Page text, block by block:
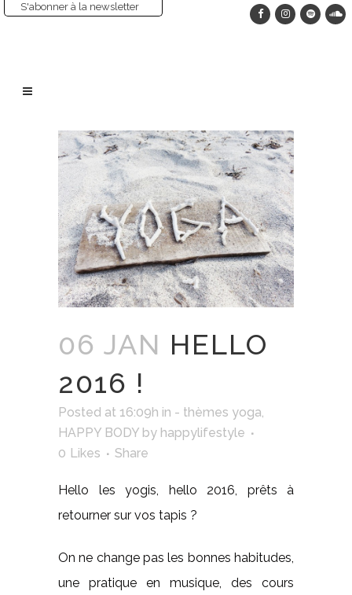
S'abonner à la newsletter
06 JAN HELLO
2016 !
Posted at 16:09h in - thèmes yoga,
HAPPY BODY by happylifestyle
0 Likes Share
Hello les yogis, hello 2016, prêts à
retourner sur vos tapis ?
On ne change pas les bonnes habitudes,
une pratique en musique, des cours